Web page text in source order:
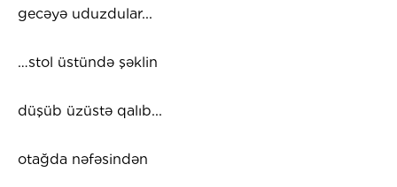
gecəyə uduzdular...
…stol üstündə şəklin
düşüb üzüstə qalıb...
otağda nəfəsindən